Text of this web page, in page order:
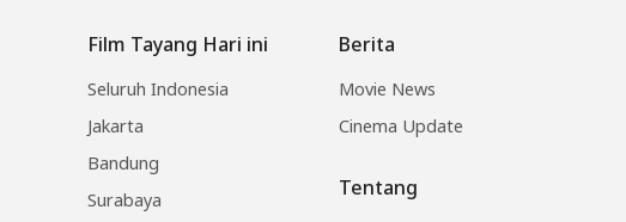
Film Tayang Hari ini
Seluruh Indonesia
Jakarta
Bandung
Surabaya
Berita
Movie News
Cinema Update
Tentang